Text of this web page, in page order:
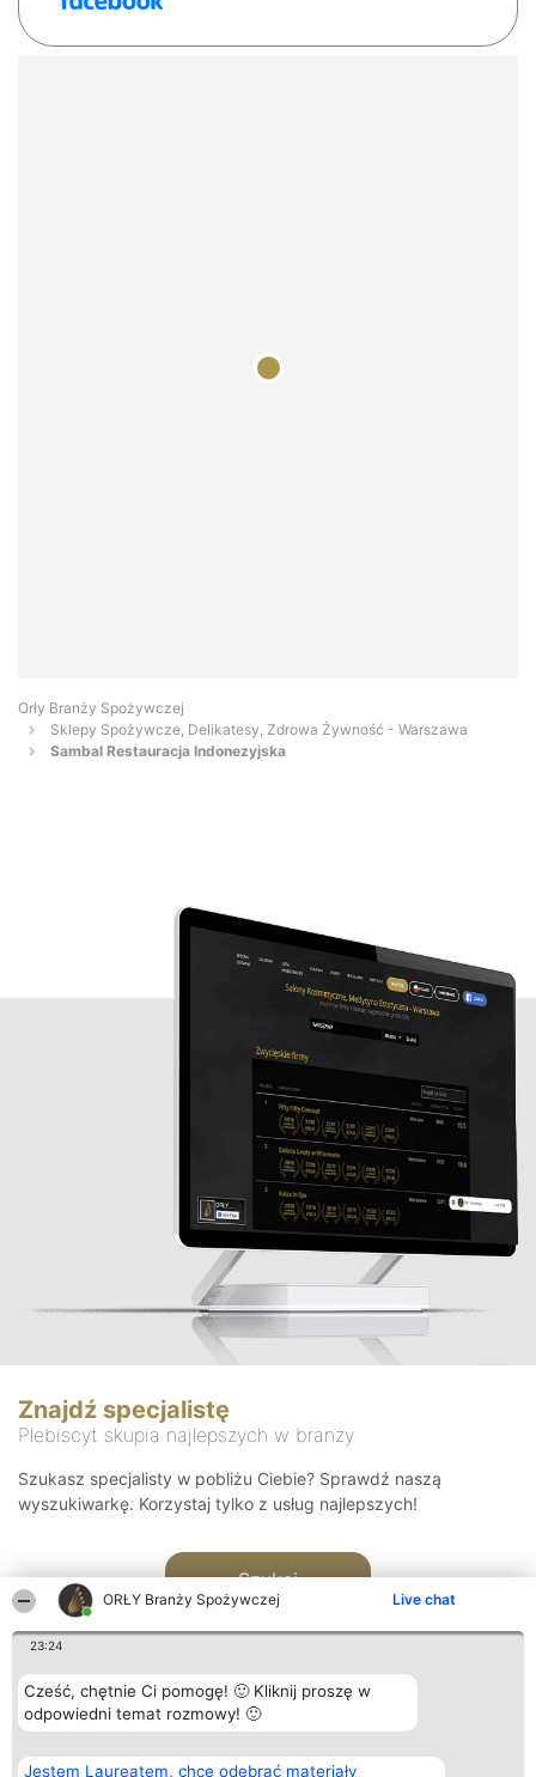
ORŁY Branży Spożywczej Live chat
23:24
Cześć, chętnie Ci pomogę! 🙂 Kliknij proszę w
odpowiedni temat rozmowy! 🙂
Jestem Laureatem, chcę odebrać materiały
Orły Branży Spożywczej
Sklepy Spożywcze, Delikatesy, Zdrowa Żywność - Warszawa
Sambal Restauracja Indonezyjska
Znajdź specjalistę
Plebiscyt skupia najlepszych w branży
Szukasz specjalisty w pobliżu Ciebie? Sprawdź naszą
wyszukiwarkę. Korzystaj tylko z usług najlepszych!
Szukaj
Organizator plebiscytu
Bright Side Solutions sp. z o.
Plebiscyt
Laureaci
Kontakt
Kontakt